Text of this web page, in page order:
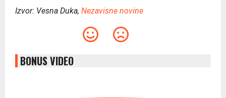
Izvor: Vesna Duka, Nezavisne novine
BONUS VIDEO